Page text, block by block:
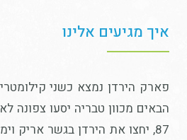
איך מגיעים אלינו
פארק הירדן נמצא כשני
הבאים מכוון טבריה יסעו צפונה
87, יחצו את הירדן בגשר אריק